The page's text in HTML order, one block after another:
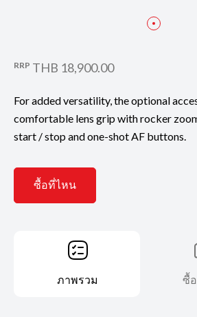
RRP THB 18,900.00
For added versatility, the optional
comfortable lens grip with rocker
start / stop and one-shot AF buttons.
ซื้อที่ไหน
ภาพรวม ซื้